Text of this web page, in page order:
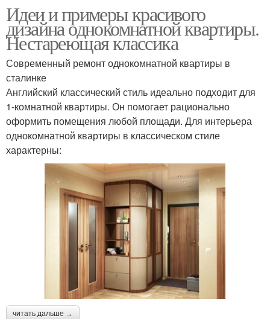
Идеи и примеры красивого
дизайна однокомнатной квартиры.
Нестареющая классика
Современный ремонт однокомнатной квартиры в
сталинке
Английский классический стиль идеально подходит для
1-комнатной квартиры. Он помогает рационально
оформить помещения любой площади. Для интерьера
однокомнатной квартиры в классическом стиле
характерны:
читать дальше →